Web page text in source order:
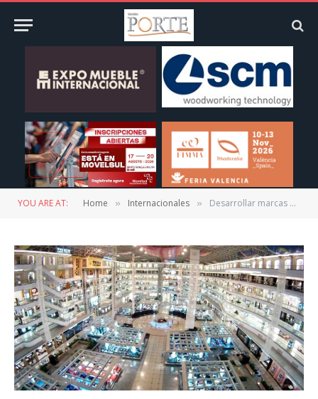
YOU ARE AT: Home » Internacionales » Desarrollar marcas propias, mejorar su reputación internacional, retos de muebleros de China